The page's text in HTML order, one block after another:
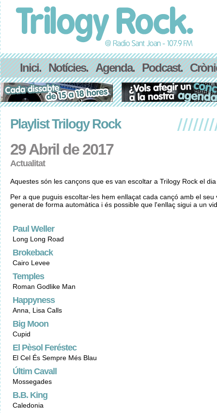
Inici. Notícies. Agenda. Podcast.
Playlist Trilogy Rock
29 Abril de 2017
Actualitat
Aquestes són les cançons que es van escoltar a Trilogy Rock el
Per a que puguis escoltar-les hem enllaçat cada cançó amb el
generat de forma automàtica i és possible que l'enllaç sigui a un
Paul Weller
Long Long Road
Brokeback
Cairo Levee
Temples
Roman Godlike Man
Happyness
Anna, Lisa Calls
Big Moon
Cupid
El Pèsol Feréstec
El Cel És Sempre Més Blau
Últim Cavall
Mossegades
B.B. King
Caledonia